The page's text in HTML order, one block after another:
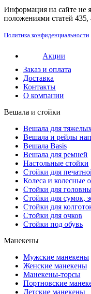
Информация на сайте не
положениями статей
Политика конфиденциальности
Акции
Заказ и оплата
Доставка
Контакты
О компании
Вешала и стойки
Вешала для
Вешала и рейлы
Вешала Basis
Вешала для ремней
Настольные стойки
Стойки для
Колеса и колесные
Стойки для
Стойки для сумок,
Стойки для
Стойки для очков
Стойки под обувь
Манекены
Мужские манекены
Женские манекены
Манекены-торсы
Портновские
Детские манекены